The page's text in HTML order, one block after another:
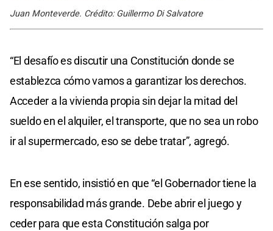
Juan Monteverde. Crédito: Guillermo Di Salvatore
“El desafío es discutir una Constitución donde se
establezca cómo vamos a garantizar los derechos.
Acceder a la vivienda propia sin dejar la mitad del
sueldo en el alquiler, el transporte, que no sea un robo
ir al supermercado, eso se debe tratar”, agregó.
En ese sentido, insistió en que “el Gobernador tiene la
responsabilidad más grande. Debe abrir el juego y
ceder para que esta Constitución salga por